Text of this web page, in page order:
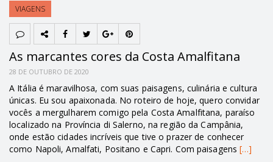
VIAGENS
As marcantes cores da Costa Amalfitana
28 DE OUTUBRO DE 2020
A Itália é maravilhosa, com suas paisagens, culinária e cultura
únicas. Eu sou apaixonada. No roteiro de hoje, quero convidar
vocês a mergulharem comigo pela Costa Amalfitana, paraíso
localizado na Província di Salerno, na região da Campânia,
onde estão cidades incríveis que tive o prazer de conhecer
como Napoli, Amalfati, Positano e Capri. Com paisagens[…]